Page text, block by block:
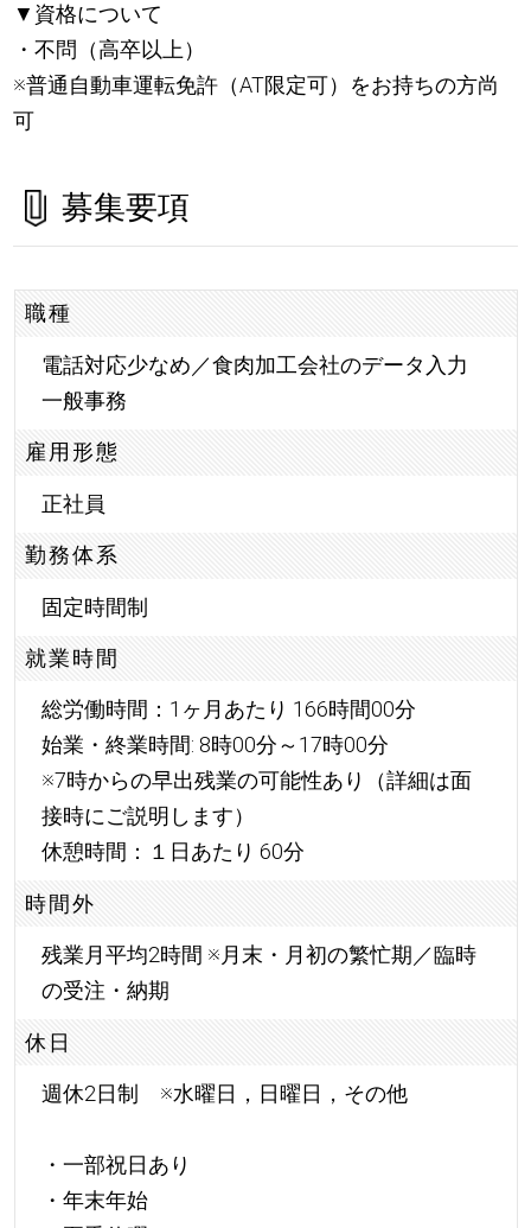
▼資格について
・不問（高卒以上）
※普通自動車運転免許（AT限定可）をお持ちの方尚
可
募集要項
職種
電話対応少なめ／食肉加工会社のデータ入力
一般事務
雇用形態
正社員
勤務体系
固定時間制
就業時間
総労働時間：1ヶ月あたり 166時間00分
始業・終業時間: 8時00分～17時00分
※7時からの早出残業の可能性あり（詳細は面
接時にご説明します）
休憩時間：１日あたり 60分
時間外
残業月平均2時間 ※月末・月初の繁忙期／臨時
の受注・納期
休日
週休2日制 ※水曜日，日曜日，その他
・一部祝日あり
・年末年始